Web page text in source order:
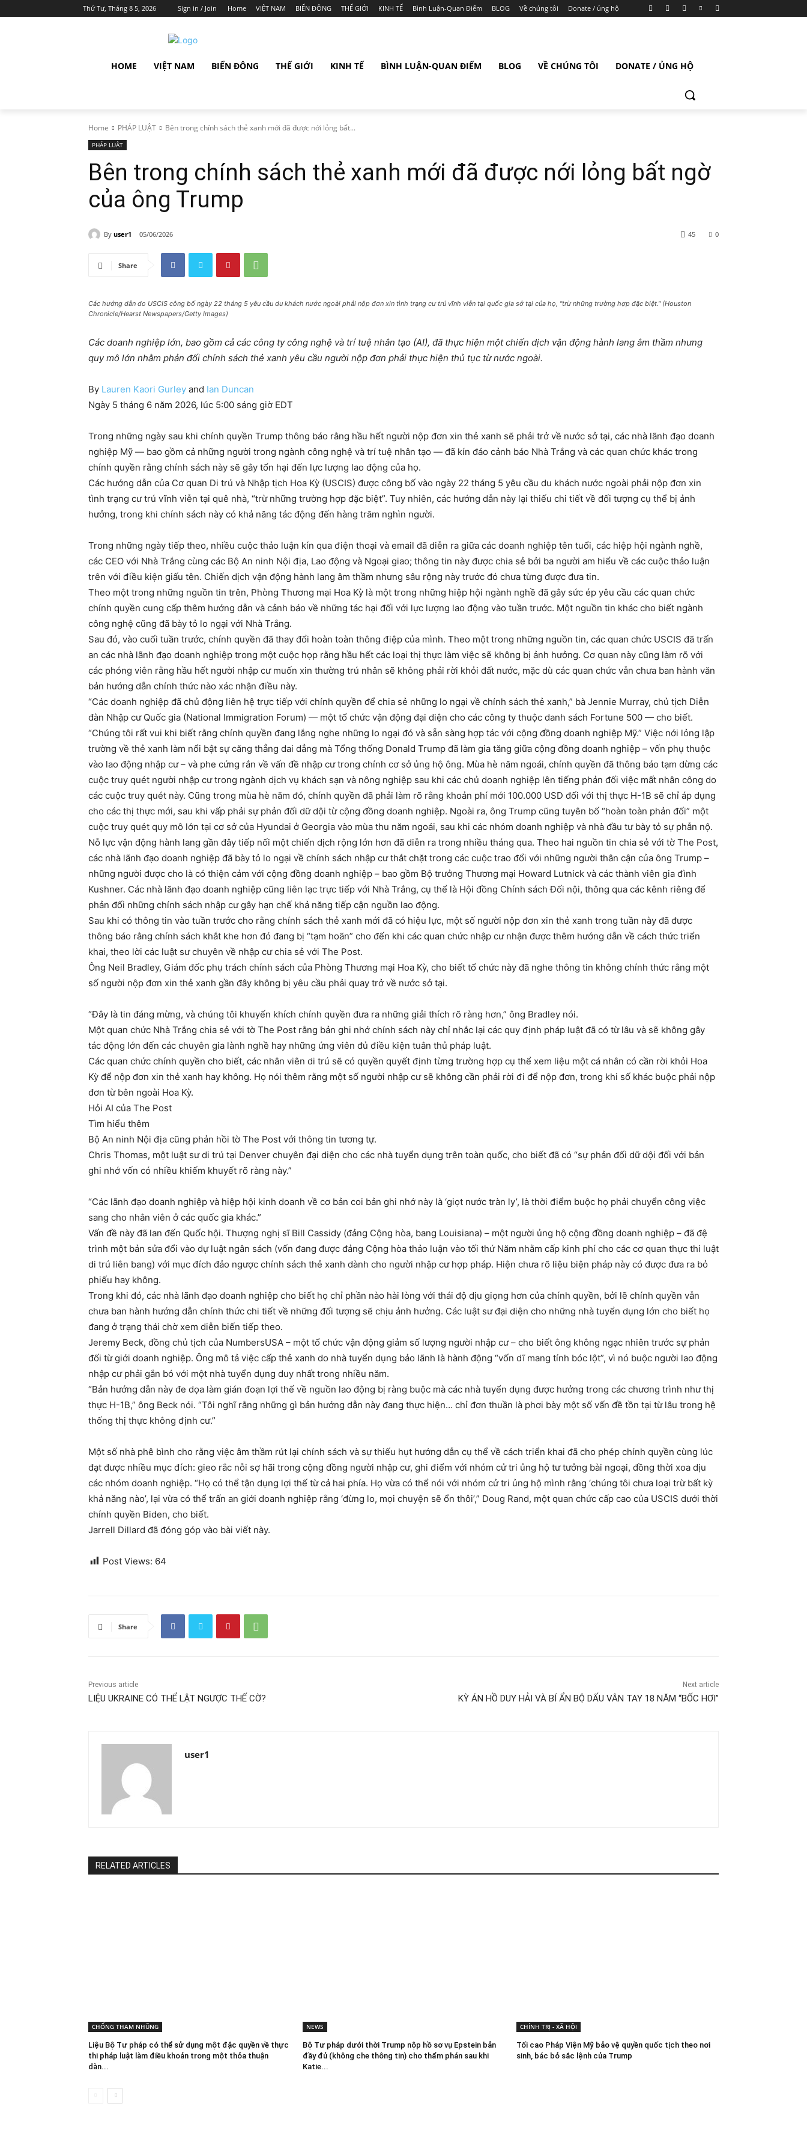
Thứ Tư, Tháng 8 5, 2026 Sign in / Join Home VIỆT NAM BIỂN ĐÔNG THẾ GIỚI KINH TẾ Bình Luận-Quan Điểm BLOG Về chúng tôi Donate / ủng hộ
HOME VIỆT NAM BIỂN ĐÔNG THẾ GIỚI KINH TẾ BÌNH LUẬN-QUAN ĐIỂM BLOG VỀ CHÚNG TÔI DONATE / ỦNG HỘ
Home PHÁP LUẬT Bên trong chính sách thẻ xanh mới đã được nới lỏng bất...
PHÁP LUẬT
Bên trong chính sách thẻ xanh mới đã được nới lỏng bất ngờ
của ông Trump
By user1 05/06/2026 0
45
Share
Các hướng dẫn do USCIS công bố ngày 22 tháng 5 yêu cầu du khách nước ngoài phải nộp đơn xin tình trạng cư trú vĩnh viễn tại quốc gia sở tại của họ, "trừ những trường hợp đặc biệt." (Houston
Chronicle/Hearst Newspapers/Getty Images)
Các doanh nghiệp lớn, bao gồm cả các công ty công nghệ và trí tuệ nhân tạo (AI), đã thực hiện một chiến dịch vận động hành lang âm thầm nhưng
quy mô lớn nhằm phản đối chính sách thẻ xanh yêu cầu người nộp đơn phải thực hiện thủ tục từ nước ngoài.
By Lauren Kaori Gurley and Ian Duncan
Ngày 5 tháng 6 năm 2026, lúc 5:00 sáng giờ EDT
Trong những ngày sau khi chính quyền Trump thông báo rằng hầu hết người nộp đơn xin thẻ xanh sẽ phải trở về nước sở tại, các nhà lãnh đạo doanh
nghiệp Mỹ — bao gồm cả những người trong ngành công nghệ và trí tuệ nhân tạo — đã kín đáo cảnh báo Nhà Trắng và các quan chức khác trong
chính quyền rằng chính sách này sẽ gây tổn hại đến lực lượng lao động của họ.
Các hướng dẫn của Cơ quan Di trú và Nhập tịch Hoa Kỳ (USCIS) được công bố vào ngày 22 tháng 5 yêu cầu du khách nước ngoài phải nộp đơn xin
tình trạng cư trú vĩnh viễn tại quê nhà, “trừ những trường hợp đặc biệt”. Tuy nhiên, các hướng dẫn này lại thiếu chi tiết về đối tượng cụ thể bị ảnh
hưởng, trong khi chính sách này có khả năng tác động đến hàng trăm nghìn người.
Trong những ngày tiếp theo, nhiều cuộc thảo luận kín qua điện thoại và email đã diễn ra giữa các doanh nghiệp tên tuổi, các hiệp hội ngành nghề,
các CEO với Nhà Trắng cùng các Bộ An ninh Nội địa, Lao động và Ngoại giao; thông tin này được chia sẻ bởi ba người am hiểu về các cuộc thảo luận
trên với điều kiện giấu tên. Chiến dịch vận động hành lang âm thầm nhưng sâu rộng này trước đó chưa từng được đưa tin.
Theo một trong những nguồn tin trên, Phòng Thương mại Hoa Kỳ là một trong những hiệp hội ngành nghề đã gây sức ép yêu cầu các quan chức
chính quyền cung cấp thêm hướng dẫn và cảnh báo về những tác hại đối với lực lượng lao động vào tuần trước. Một nguồn tin khác cho biết ngành
công nghệ cũng đã bày tỏ lo ngại với Nhà Trắng.
Sau đó, vào cuối tuần trước, chính quyền đã thay đổi hoàn toàn thông điệp của mình. Theo một trong những nguồn tin, các quan chức USCIS đã trấn
an các nhà lãnh đạo doanh nghiệp trong một cuộc họp rằng hầu hết các loại thị thực làm việc sẽ không bị ảnh hưởng. Cơ quan này cũng làm rõ với
các phóng viên rằng hầu hết người nhập cư muốn xin thường trú nhân sẽ không phải rời khỏi đất nước, mặc dù các quan chức vẫn chưa ban hành văn
bản hướng dẫn chính thức nào xác nhận điều này.
“Các doanh nghiệp đã chủ động liên hệ trực tiếp với chính quyền để chia sẻ những lo ngại về chính sách thẻ xanh,” bà Jennie Murray, chủ tịch Diễn
đàn Nhập cư Quốc gia (National Immigration Forum) — một tổ chức vận động đại diện cho các công ty thuộc danh sách Fortune 500 — cho biết.
“Chúng tôi rất vui khi biết rằng chính quyền đang lắng nghe những lo ngại đó và sẵn sàng hợp tác với cộng đồng doanh nghiệp Mỹ.” Việc nới lỏng lập
trường về thẻ xanh làm nổi bật sự căng thẳng dai dẳng mà Tổng thống Donald Trump đã làm gia tăng giữa cộng đồng doanh nghiệp – vốn phụ thuộc
vào lao động nhập cư – và phe cứng rắn về vấn đề nhập cư trong chính cơ sở ủng hộ ông. Mùa hè năm ngoái, chính quyền đã thông báo tạm dừng các
cuộc truy quét người nhập cư trong ngành dịch vụ khách sạn và nông nghiệp sau khi các chủ doanh nghiệp lên tiếng phản đối việc mất nhân công do
các cuộc truy quét này. Cũng trong mùa hè năm đó, chính quyền đã phải làm rõ rằng khoản phí mới 100.000 USD đối với thị thực H-1B sẽ chỉ áp dụng
cho các thị thực mới, sau khi vấp phải sự phản đối dữ dội từ cộng đồng doanh nghiệp. Ngoài ra, ông Trump cũng tuyên bố “hoàn toàn phản đối” một
cuộc truy quét quy mô lớn tại cơ sở của Hyundai ở Georgia vào mùa thu năm ngoái, sau khi các nhóm doanh nghiệp và nhà đầu tư bày tỏ sự phẫn nộ.
Nỗ lực vận động hành lang gần đây tiếp nối một chiến dịch rộng lớn hơn đã diễn ra trong nhiều tháng qua. Theo hai nguồn tin chia sẻ với tờ The Post,
các nhà lãnh đạo doanh nghiệp đã bày tỏ lo ngại về chính sách nhập cư thắt chặt trong các cuộc trao đổi với những người thân cận của ông Trump –
những người được cho là có thiện cảm với cộng đồng doanh nghiệp – bao gồm Bộ trưởng Thương mại Howard Lutnick và các thành viên gia đình
Kushner. Các nhà lãnh đạo doanh nghiệp cũng liên lạc trực tiếp với Nhà Trắng, cụ thể là Hội đồng Chính sách Đối nội, thông qua các kênh riêng để
phản đối những chính sách nhập cư gây hạn chế khả năng tiếp cận nguồn lao động.
Sau khi có thông tin vào tuần trước cho rằng chính sách thẻ xanh mới đã có hiệu lực, một số người nộp đơn xin thẻ xanh trong tuần này đã được
thông báo rằng chính sách khắt khe hơn đó đang bị “tạm hoãn” cho đến khi các quan chức nhập cư nhận được thêm hướng dẫn về cách thức triển
khai, theo lời các luật sư chuyên về nhập cư chia sẻ với The Post.
Ông Neil Bradley, Giám đốc phụ trách chính sách của Phòng Thương mại Hoa Kỳ, cho biết tổ chức này đã nghe thông tin không chính thức rằng một
số người nộp đơn xin thẻ xanh gần đây không bị yêu cầu phải quay trở về nước sở tại.
“Đây là tin đáng mừng, và chúng tôi khuyến khích chính quyền đưa ra những giải thích rõ ràng hơn,” ông Bradley nói.
Một quan chức Nhà Trắng chia sẻ với tờ The Post rằng bản ghi nhớ chính sách này chỉ nhắc lại các quy định pháp luật đã có từ lâu và sẽ không gây
tác động lớn đến các chuyên gia lành nghề hay những ứng viên đủ điều kiện tuân thủ pháp luật.
Các quan chức chính quyền cho biết, các nhân viên di trú sẽ có quyền quyết định từng trường hợp cụ thể xem liệu một cá nhân có cần rời khỏi Hoa
Kỳ để nộp đơn xin thẻ xanh hay không. Họ nói thêm rằng một số người nhập cư sẽ không cần phải rời đi để nộp đơn, trong khi số khác buộc phải nộp
đơn từ bên ngoài Hoa Kỳ.
Hỏi AI của The Post
Tìm hiểu thêm
Bộ An ninh Nội địa cũng phản hồi tờ The Post với thông tin tương tự.
Chris Thomas, một luật sư di trú tại Denver chuyên đại diện cho các nhà tuyển dụng trên toàn quốc, cho biết đã có “sự phản đối dữ dội đối với bản
ghi nhớ vốn có nhiều khiếm khuyết rõ ràng này.”
“Các lãnh đạo doanh nghiệp và hiệp hội kinh doanh về cơ bản coi bản ghi nhớ này là ‘giọt nước tràn ly’, là thời điểm buộc họ phải chuyển công việc
sang cho nhân viên ở các quốc gia khác.”
Vấn đề này đã lan đến Quốc hội. Thượng nghị sĩ Bill Cassidy (đảng Cộng hòa, bang Louisiana) – một người ủng hộ cộng đồng doanh nghiệp – đã đệ
trình một bản sửa đổi vào dự luật ngân sách (vốn đang được đảng Cộng hòa thảo luận vào tối thứ Năm nhằm cấp kinh phí cho các cơ quan thực thi luật
di trú liên bang) với mục đích đảo ngược chính sách thẻ xanh dành cho người nhập cư hợp pháp. Hiện chưa rõ liệu biện pháp này có được đưa ra bỏ
phiếu hay không.
Trong khi đó, các nhà lãnh đạo doanh nghiệp cho biết họ chỉ phần nào hài lòng với thái độ dịu giọng hơn của chính quyền, bởi lẽ chính quyền vẫn
chưa ban hành hướng dẫn chính thức chi tiết về những đối tượng sẽ chịu ảnh hưởng. Các luật sư đại diện cho những nhà tuyển dụng lớn cho biết họ
đang ở trạng thái chờ xem diễn biến tiếp theo.
Jeremy Beck, đồng chủ tịch của NumbersUSA – một tổ chức vận động giảm số lượng người nhập cư – cho biết ông không ngạc nhiên trước sự phản
đối từ giới doanh nghiệp. Ông mô tả việc cấp thẻ xanh do nhà tuyển dụng bảo lãnh là hành động “vốn dĩ mang tính bóc lột”, vì nó buộc người lao động
nhập cư phải gắn bó với một nhà tuyển dụng duy nhất trong nhiều năm.
“Bản hướng dẫn này đe dọa làm gián đoạn lợi thế về nguồn lao động bị ràng buộc mà các nhà tuyển dụng được hưởng trong các chương trình như thị
thực H-1B,” ông Beck nói. “Tôi nghĩ rằng những gì bản hướng dẫn này đang thực hiện… chỉ đơn thuần là phơi bày một số vấn đề tồn tại từ lâu trong hệ
thống thị thực không định cư.”
Một số nhà phê bình cho rằng việc âm thầm rút lại chính sách và sự thiếu hụt hướng dẫn cụ thể về cách triển khai đã cho phép chính quyền cùng lúc
đạt được nhiều mục đích: gieo rắc nỗi sợ hãi trong cộng đồng người nhập cư, ghi điểm với nhóm cử tri ủng hộ tư tưởng bài ngoại, đồng thời xoa dịu
các nhóm doanh nghiệp. “Họ có thể tận dụng lợi thế từ cả hai phía. Họ vừa có thể nói với nhóm cử tri ủng hộ mình rằng ‘chúng tôi chưa loại trừ bất kỳ
khả năng nào’, lại vừa có thể trấn an giới doanh nghiệp rằng ‘đừng lo, mọi chuyện sẽ ổn thôi’,” Doug Rand, một quan chức cấp cao của USCIS dưới thời
chính quyền Biden, cho biết.
Jarrell Dillard đã đóng góp vào bài viết này.
Post Views: 64
Share
Previous article
LIỆU UKRAINE CÓ THỂ LẬT NGƯỢC THẾ CỜ?
Next article
KỲ ÁN HỒ DUY HẢI VÀ BÍ ẨN BỘ DẤU VÂN TAY 18 NĂM “BỐC HƠI”
user1
RELATED ARTICLES
CHỐNG THAM NHŨNG
Liệu Bộ Tư pháp có thể sử dụng một đặc quyền về thực
thi pháp luật làm điều khoản trong một thỏa thuận
dàn...
NEWS
Bộ Tư pháp dưới thời Trump nộp hồ sơ vụ Epstein bản
đầy đủ (không che thông tin) cho thẩm phán sau khi
Katie...
CHÍNH TRỊ - XÃ HỘI
Tối cao Pháp Viện Mỹ bảo vệ quyền quốc tịch theo nơi
sinh, bác bỏ sắc lệnh của Trump